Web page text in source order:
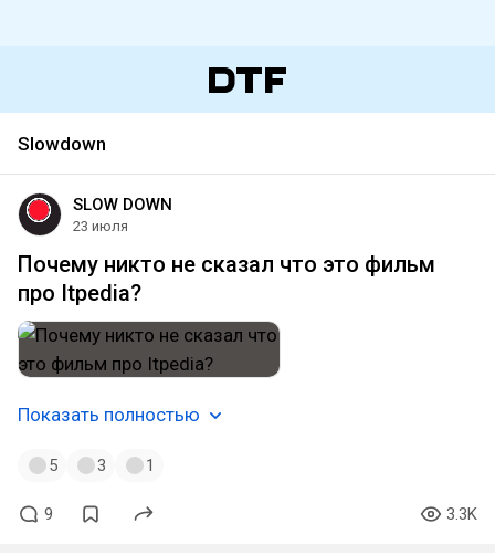
Slowdown
SLOW DOWN
23 июля
Почему никто не сказал что это фильм
про Itpedia?
Показать полностью
5 3 1
9 3.3K